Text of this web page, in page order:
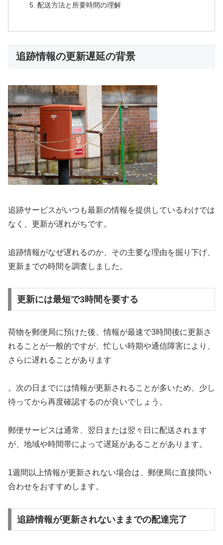
配送方法と所要時間の理解
追跡情報の更新遅延の背景
追跡サービスがいつも最新の情報を提供しているわけでは
なく、更新が遅れがちです。
追跡情報がなぜ遅れるのか、その主要な理由を掘り下げ、
更新までの時間を調査しました。
更新には最短で3時間を要する
荷物を郵便局に預けた後、情報が最速で3時間後に更新さ
れることが一般的ですが、忙しい時期や通信障害により、
さらに遅れることがあります
。次の日までには情報が更新されることが多いため、少し
待ってから再度確認するのが良いでしょう。
郵便サービスは通常、翌日または翌々日に配送されます
が、地域や時間帯によって遅延があることがあります。
1週間以上情報が更新されない場合は、郵便局に直接問い
合わせをおすすめします。
追跡情報が更新されないままでの配達完了